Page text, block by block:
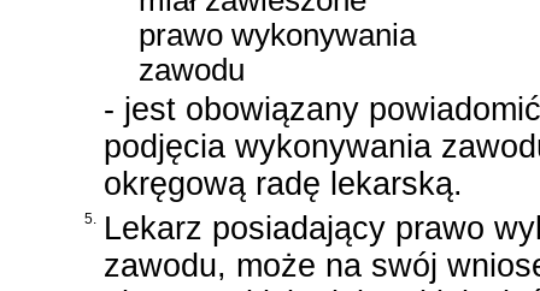
prawo wykonywania
zawodu
- jest obowiązany
podjęcia wykonywania
okręgową radę lekarską.
5. Lekarz posiadający prawo
zawodu, może na swój